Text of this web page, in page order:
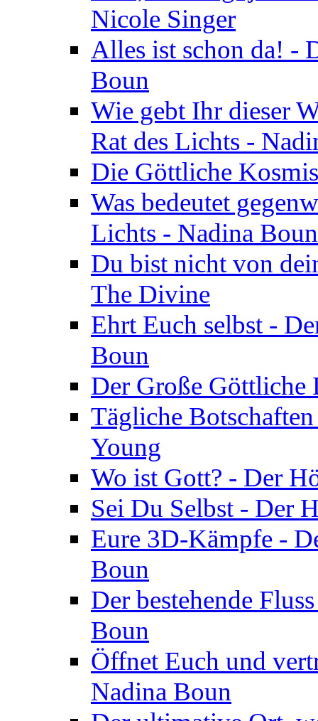
Nicole Singer
Alles ist schon da! -
Boun
Wie gebt Ihr dieser
Rat des Lichts -
Die Göttliche
Was bedeutet
Lichts - Nadina Boun
Du bist nicht von
The Divine
Ehrt Euch selbst -
Boun
Der Große
Tägliche
Young
Wo ist Gott? - Der
Sei Du Selbst - Der
Eure 3D-Kämpfe -
Boun
Der bestehende
Boun
Öffnet Euch und
Nadina Boun